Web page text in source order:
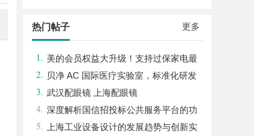
更多
热门帖子
1. 美的会员权益大升级！支持过保家电最
高3000元免费维修
2. 贝净 AC 国际医疗实验室，标准化研发
体系全解析
3. 武汉配眼镜 上海配眼镜
4. 深度解析国信招投标公共服务平台的功
能与优势
5.
上海工业设备设计的发展趋势与创新实